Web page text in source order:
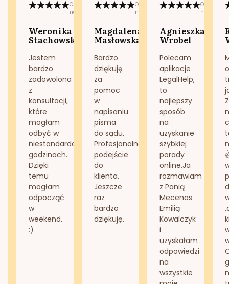
Opublikowano
na:
Weronika
Stachowska
Jestem
bardzo
zadowolona
z
konsultacji,
które
mogłam
odbyć w
niestandardowych
godzinach.
Dzięki
temu
mogłam
odpocząć
w
weekend.
:)
Opublikowano
na:
Magdalena
Masłowska
Bardzo
dziękuję
za
pomoc
w
napisaniu
pisma
do sądu.
Profesjonalne
podejście
do
klienta.
Jeszcze
raz
bardzo
dziękuję.
na:
Agnieszka
Wrobel
Polecam
aplikacje
LegalHelp,
to
najlepszy
sposób
na
uzyskanie
szybkiej
porady
online.Ja
rozmawiam
z Panią
Mecenas
Emilią
Kowalczyk
i
uzyskałam
odpowiedzi
na
wszystkie